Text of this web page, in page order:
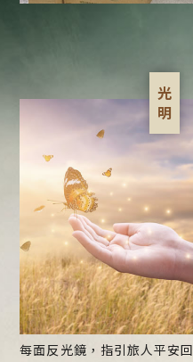
光 明
每面反光鏡，指引旅人平安回